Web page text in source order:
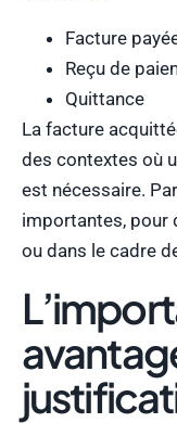
Facture
Reçu de
Quittance
La facture
des contextes où
est nécessaire.
importantes, pour
ou dans le cadre